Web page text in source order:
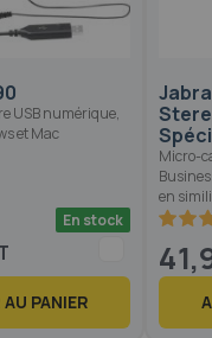
USB numérique,
et Mac
En stock
PANIER
Micro-
en